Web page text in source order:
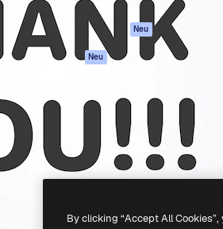
MCP für
Claude/ChatGPT
Neu
Agenten Neu
Cookie-
Partner
Alle Rechte vorbehalten
By clicking “Accept All